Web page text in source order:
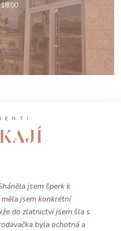
jsem šperk k
jsem konkrétní
do zlatnictví jsem šla s
byla ochotná a